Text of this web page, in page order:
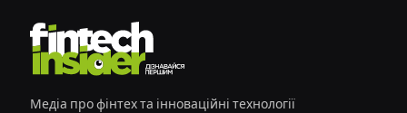
Медіа про фінтех та інноваційні технології